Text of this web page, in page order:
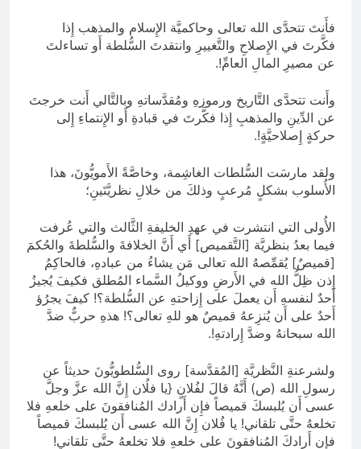
فأَنتَ تتحدَّى الله تعالى وحاكميَّة الإِسلام والمذهب إِذا
فكَّرتَ في الإِصلاحِ والتَّغييرِ وانتقدتَ السُّلطة أَو تساءلتَ
عن مصيرِ المالِ العامِّ!.
وأَنت تتحدَّى التَّاريخ ورموزهِ ومُقدَّساتهِ وبالتَّالي أَنت خرجتَ
عن الدِّينِ والمذهبِ إِذا فكَّرتَ في قبادةِ أَو الإِنتماءِ إِلى
حركةٍ إِصلاحيَّةٍ!.
ولقد مارسَت السُّلطات الغاشِمة، وخاصَّةً الأَمويُّونَ، هذا
الأُسلوب بشكلٍ مُرعبٍ وذلكَ من خلالِ نظريَّتَينِ؛
الأُولى التي انتشرت في عهدِ الخليفةِ الثَّالث والتي عُرفت
فيما بعدُ بنظريَّة [التَّقميص] أَي أَنَّ الخلافةَ والسُّلطةَ والحُكمَ
[قميصٌ] يُقمِّصهُ الله تعالى مَن يشاءُ من عبادهِ، فالحاكِمُ
إِذن ظِلُّ الله في الأَرضِ ووكيلُ السَّماء المُطلق فكيفَ يُجيزُ
أَحدٌ لنفسهِ أَن يعملَ على إِزاحتهِ عن السُّلطة؟! كيفَ يجرُؤ
أَحدٌ على أَن يُنزِعهُ قميصٌ هو للهِ تعالى؟! هذهِ حربٌّ ضدَّ
الله سبحانهُ وضدَّ إِرادتهِ!.
ولشرعنةِ النَّظريَّة [المُقدَّسة] روى السُّلطويُّونَ حديثاً عن
رسولِ الله (ص) أَنَّهُ قالَ لفُلانٍ {يا فلُان إِنَّ الله عزَّ وجلَّ
عسى أَن يُلبسكَ قميصاً فإِن أَرادك المُنافقونَ على خلعهِ فلا
تخلعهُ حتَّى تلقاني! يا فُلان إِنَّ الله عسى أَن يُلبسكَ قميصاً
فإِن أَرادكَ المُنافقونَ على خلعهِ فلا تخلعهُ حتَّى تلقاني!